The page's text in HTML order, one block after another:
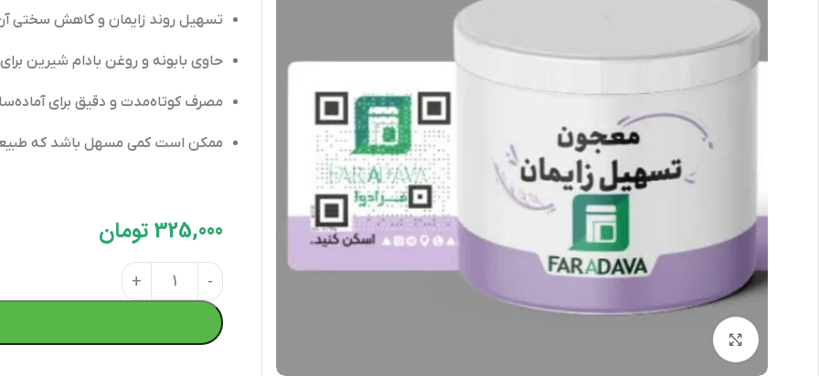
تسهیل روند زایمان و کاهش سختی
حاوی بابونه و روغن بادام شیرین
مصرف کوتاه‌مدت و دقیق برای
ممکن است کمی مسهل باشد که
325,000تومان